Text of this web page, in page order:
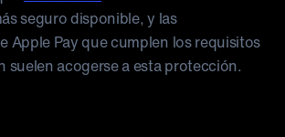
seguro disponible, y las
Apple Pay que cumplen los requisitos
suelen acogerse a esta protección.